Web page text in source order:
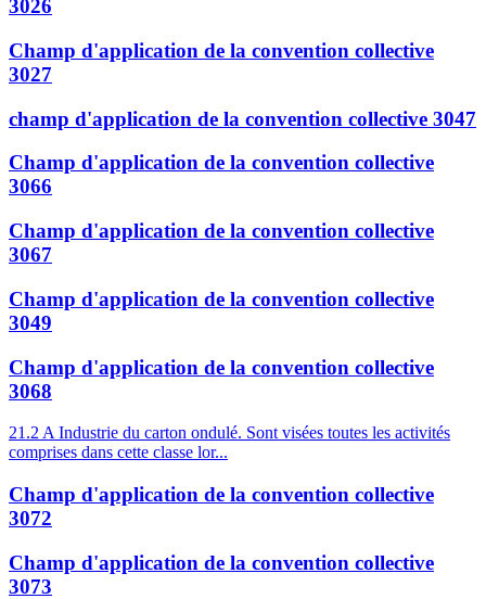
3026
Champ d'application de la convention collective
3027
champ d'application de la convention collective 3047
Champ d'application de la convention collective
3066
Champ d'application de la convention collective
3067
Champ d'application de la convention collective
3049
Champ d'application de la convention collective
3068
21.2 A Industrie du carton ondulé. Sont visées toutes les activités
comprises dans cette classe lor...
Champ d'application de la convention collective
3072
Champ d'application de la convention collective
3073